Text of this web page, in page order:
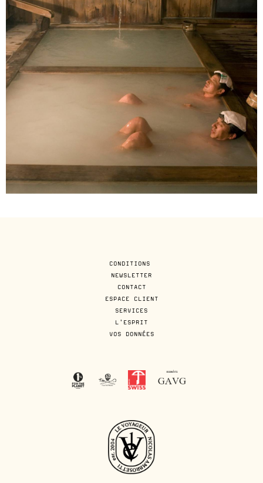
CONDITIONS
NEWSLETTER
CONTACT
ESPACE CLIENT
SERVICES
L'ESPRIT
VOS DONNÉES